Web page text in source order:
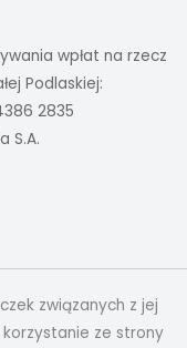
wpłat na rzecz
Podlaskiej:
2835
S.A.
związanych z jej
ze strony